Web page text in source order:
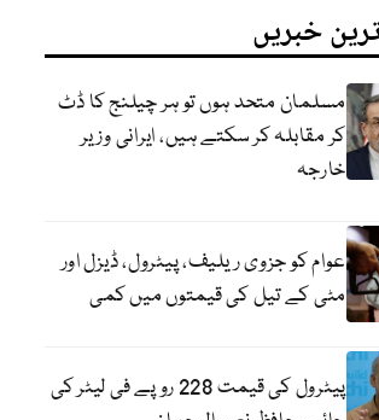
خبریں
مسلمان متحد ہوں تو ہر چیلنج کا ڈٹ
کر مقابلہ کر سکتے ہیں، ایرانی وزیر
خارجہ
عوام کو جزوی ریلیف، پیٹرول، ڈیزل اور
مٹی کے تیل کی قیمتوں میں کمی
پیٹرول کی قیمت 228 روپے فی لیٹر کی